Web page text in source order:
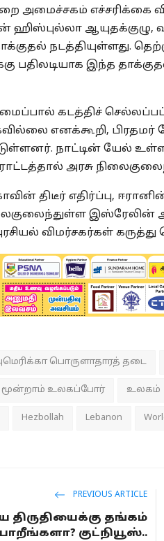
அமைச்சகம் எச்சரிக்கை
ஆயுதக்குழு,
நடத்தியுள்ளது.
பதிலடியாக இந்த
கடத்திச்
எனக்கூறி,
நாட்டின் யேல்
அரசு
திடீர் எதிர்ப்பு,
இஸ்ரேலின்
விமர்சகர்கள் கருத்து
பொருளாதாரத் தடை
மூன்றாம் உலகப்போர் உலகம்
Hezbollah Lebanon
PREVIOUS ARTICLE
திருதியைக்கு தங்கம்
குட்நியூஸ்..